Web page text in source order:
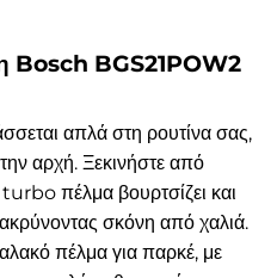
Bosch BGS21POW2
απλά στη ρουτίνα σας,
αρχή. Ξεκινήστε από
πέλμα βουρτσίζει και
σκόνη από χαλιά.
πέλμα για παρκέ, με